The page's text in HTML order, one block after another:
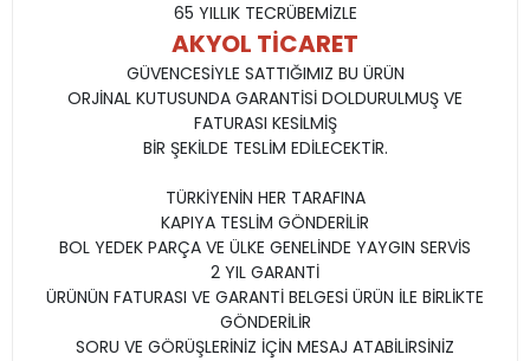
65 YILLIK TECRÜBEMİZLE
AKYOL TİCARET
GÜVENCESİYLE SATTIĞIMIZ BU ÜRÜN
ORJİNAL KUTUSUNDA GARANTİSİ DOLDURULMUŞ VE
FATURASI KESİLMİŞ
BİR ŞEKİLDE TESLİM EDİLECEKTİR.
TÜRKİYENİN HER TARAFINA
KAPIYA TESLİM GÖNDERİLİR
BOL YEDEK PARÇA VE ÜLKE GENELİNDE YAYGIN SERVİS
2 YIL GARANTİ
ÜRÜNÜN FATURASI VE GARANTİ BELGESİ ÜRÜN İLE BİRLİKTE
GÖNDERİLİR
SORU VE GÖRÜŞLERİNİZ İÇİN MESAJ ATABİLİRSİNİZ